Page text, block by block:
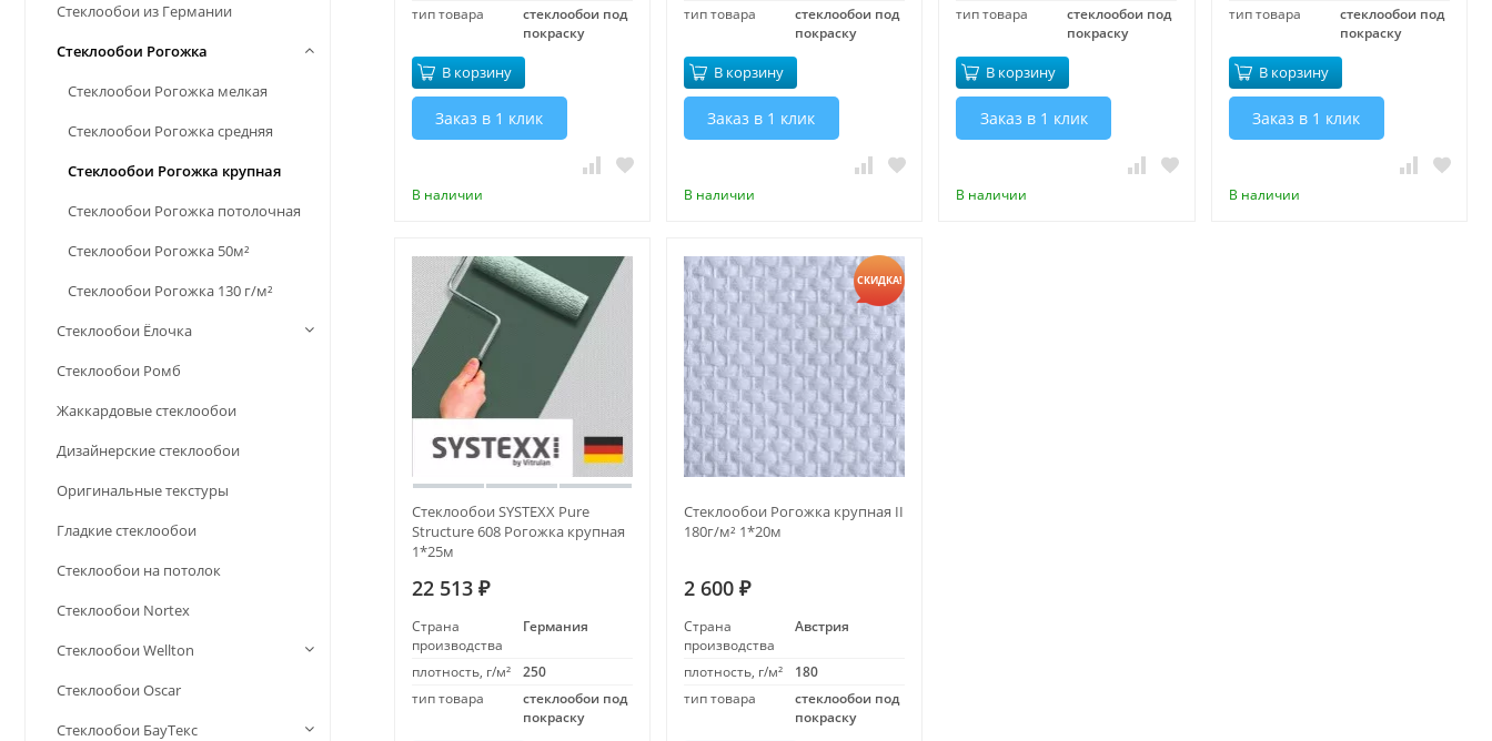
тип товара
стеклообои под
покраску
В корзину
Заказ в 1 клик
В наличии
тип товара
стеклообои под
покраску
В корзину
Заказ в 1 клик
В наличии
тип товара
стеклообои под
покраску
В корзину
Заказ в 1 клик
В наличии
тип товара
стеклообои под
покраску
В корзину
Заказ в 1 клик
В наличии
Стеклообои SYSTEXX Pure
Structure 608 Рогожка крупная
1*25м
22 513 ₽
Страна
производства
Германия
плотность, г/м²
250
тип товара
стеклообои под
покраску
СКИДКА!
Стеклообои Рогожка крупная II
180г/м² 1*20м
2 600 ₽
Страна
производства
Австрия
плотность, г/м²
180
тип товара
стеклообои под
покраску
Стеклообои из Германии
Стеклообои Рогожка
Стеклообои Рогожка мелкая
Стеклообои Рогожка средняя
Стеклообои Рогожка крупная
Стеклообои Рогожка потолочная
Стеклообои Рогожка 50м²
Стеклообои Рогожка 130 г/м²
Стеклообои Ёлочка
Стеклообои Ромб
Жаккардовые стеклообои
Дизайнерские стеклообои
Оригинальные текстуры
Гладкие стеклообои
Стеклообои на потолок
Стеклообои Nortex
Стеклообои Wellton
Стеклообои Oscar
Стеклообои БауТекс